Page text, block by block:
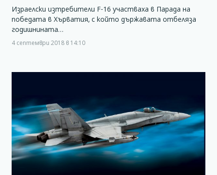
Израелски изтребители F-16 участваха в Парада на
победата в Хърватия, с който държавата отбеляза
годишнината…
4 септември 2018 в 14:10